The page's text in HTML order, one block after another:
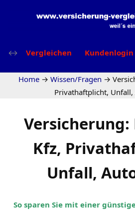
Vergleichen
Home → Wissen/Fragen →
Privathaftplicht, Unfall,
Versicherung:
Kfz,
Unfall,
So sparen Sie mit einer